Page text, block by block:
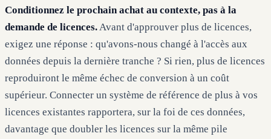
Conditionnez le prochain achat au contexte, pas à la
demande de licences. Avant d'approuver plus de licences,
exigez une réponse : qu'avons-nous changé à l'accès aux
données depuis la dernière tranche ? Si rien, plus de licences
reproduiront le même échec de conversion à un coût
supérieur. Connecter un système de référence de plus à vos
licences existantes rapportera, sur la foi de ces données,
davantage que doubler les licences sur la même pile